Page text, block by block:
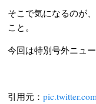
そこで気になるのが
こと。
今回は特別号外ニュ
引用元：